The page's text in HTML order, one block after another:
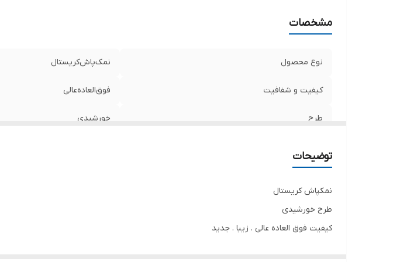
مشخصات
نوع محصول نمک‌پاش‌کریستال
کیفیت و شفافیت فوق‌العاده‌عالی
طرح خورشیدی
برند
توضیحات
نمکپاش کریستال
طرح خورشیدی
کیفیت فوق العاده عالی . زیبا . جدید